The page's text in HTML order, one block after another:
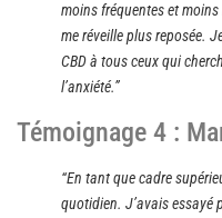
moins fréquentes et
me réveille plus reposée.
CBD à tous ceux qui
l’anxiété.”
Témoignage 4 :
“En tant que cadre
quotidien. J’avais essayé